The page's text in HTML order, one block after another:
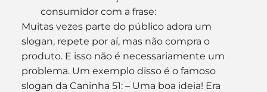
consumidor com a frase:
Muitas vezes parte do público adora um
slogan, repete por aí, mas não compra o
produto. E isso não é necessariamente um
problema. Um exemplo disso é o famoso
slogan da Caninha 51: – Uma boa ideia! Era